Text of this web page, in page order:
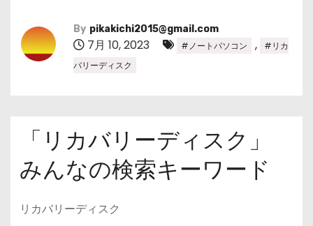
By pikakichi2015@gmail.com
7月 10, 2023 #ノートパソコン ,
#リカ
バリーディスク
「リカバリーディスク」
みんなの検索キーワード
リカバリーディスク